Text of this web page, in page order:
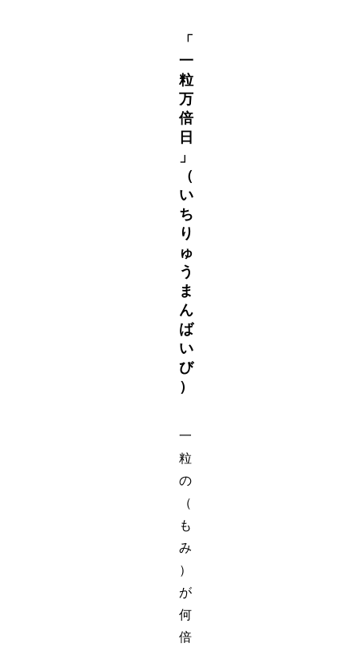
「
一
粒
万
倍
日
」
（
い
ち
り
ゅ
う
ま
ん
ば
い
び
）
一
粒
の
（
も
み
）
が
何
倍